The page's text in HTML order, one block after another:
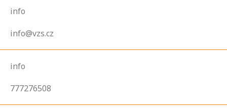
info
info@vzs.cz
info
777276508